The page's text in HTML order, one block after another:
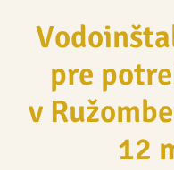
pre
v
12